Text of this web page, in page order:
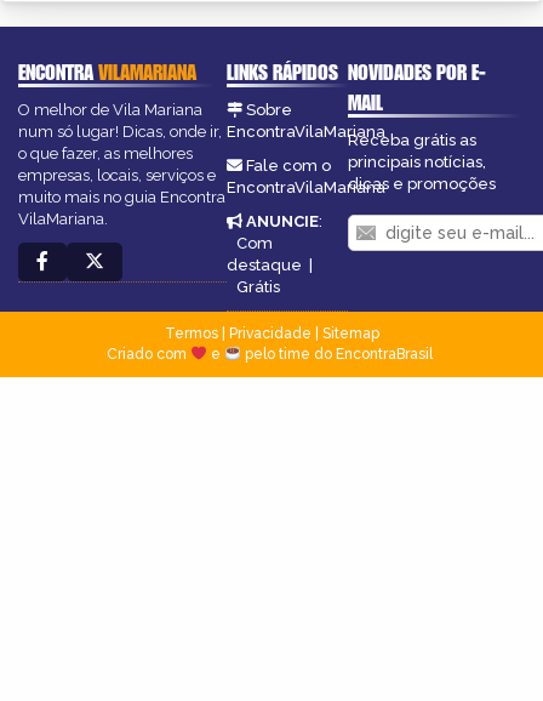
ENCONTRAVILAMARIANA
O melhor de Vila Mariana
num só lugar! Dicas, onde ir,
o que fazer, as melhores
empresas, locais, serviços e
muito mais no guia Encontra
VilaMariana.
LINKS RÁPIDOS
Sobre
EncontraVilaMariana
Fale com o
EncontraVilaMariana
ANUNCIE:
Com
destaque |
Grátis
NOVIDADES POR E-
MAIL
Receba grátis as
principais notícias,
dicas e promoções
Termos| Privacidade
Sitemap
Criado com
e pelo time do EncontraBrasil